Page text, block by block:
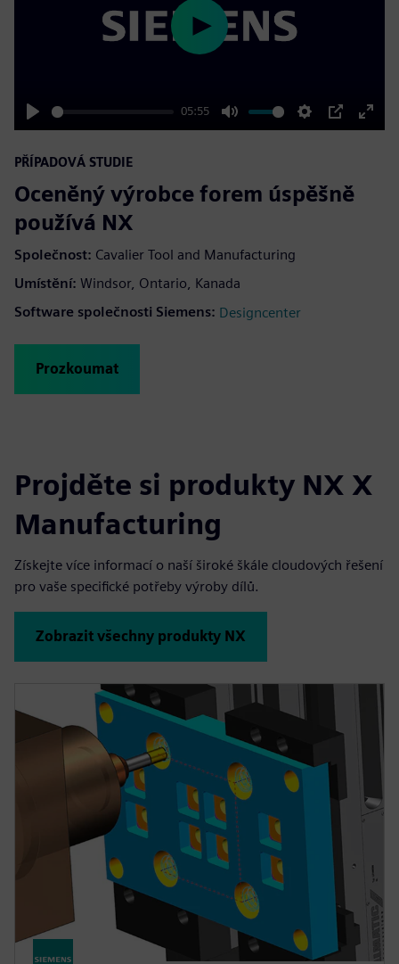
Play
05:55
Mute Settings
PIP
Enter
Play
PŘÍPADOVÁ STUDIE
Oceněný výrobce forem úspěšně
používá NX
Společnost: Cavalier Tool and Manufacturing
Umístění: Windsor, Ontario, Kanada
Software společnosti Siemens: Designcenter
Prozkoumat
Projděte si produkty NX X
Manufacturing
Získejte více informací o naší široké škále cloudových řešení
pro vaše specifické potřeby výroby dílů.
Zobrazit všechny produkty NX